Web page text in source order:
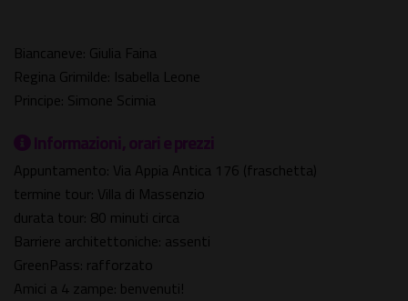
Biancaneve: Giulia Faina
Regina Grimilde: Isabella Leone
Principe: Simone Scimia
Informazioni, orari e prezzi
Appuntamento: Via Appia Antica 176 (fraschetta)
termine tour: Villa di Massenzio
durata tour: 80 minuti circa
Barriere architettoniche: assenti
GreenPass: rafforzato
Amici a 4 zampe: benvenuti!